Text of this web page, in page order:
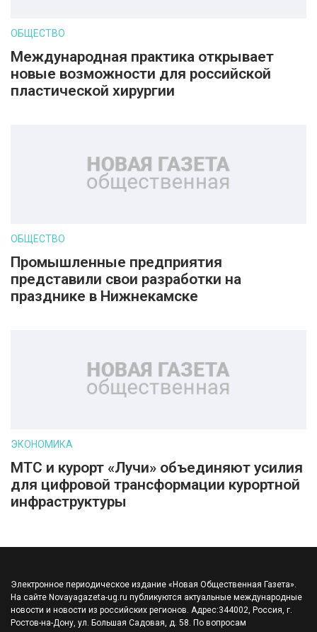
ОБЩЕСТВО
Международная практика открывает
новые возможности для российской
пластической хирургии
ОБЩЕСТВО
Промышленные предприятия
представили свои разработки на
празднике в Нижнекамске
ЭКОНОМИКА
МТС и курорт «Лучи» объединяют усилия
для цифровой трансформации курортной
инфраструктуры
Электронное периодическое издание «Новая Общественная Газета».
На сайте Novayagazeta-ug.ru публикуются актуальные международные
новости и новости из российских регионов. Адрес:344002, Россия, г.
Ростов-на-Дону, ул. Большая Садовая, д. 58. По вопросам